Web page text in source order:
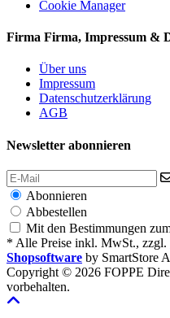
Cookie Manager
Firma Firma, Impressum &
Über uns
Impressum
Datenschutzerklärung
AGB
Newsletter abonnieren
Abonnieren
Abbestellen
Mit den Bestimmungen
* Alle Preise inkl. MwSt., zzgl.
Shopsoftware by SmartStore
Copyright © 2026 FOPPE
vorbehalten.